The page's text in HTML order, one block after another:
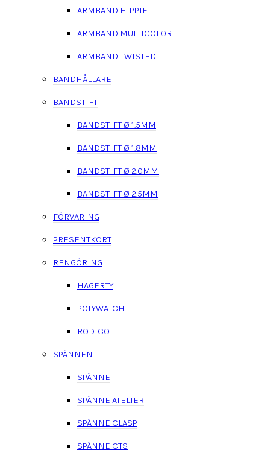
ARMBAND HIPPIE
ARMBAND MULTICOLOR
ARMBAND TWISTED
BANDHÅLLARE
BANDSTIFT
BANDSTIFT Ø 1.5MM
BANDSTIFT Ø 1.8MM
BANDSTIFT Ø 2.0MM
BANDSTIFT Ø 2.5MM
FÖRVARING
PRESENTKORT
RENGÖRING
HAGERTY
POLYWATCH
RODICO
SPÄNNEN
SPÄNNE
SPÄNNE ATELIER
SPÄNNE CLASP
SPÄNNE CTS